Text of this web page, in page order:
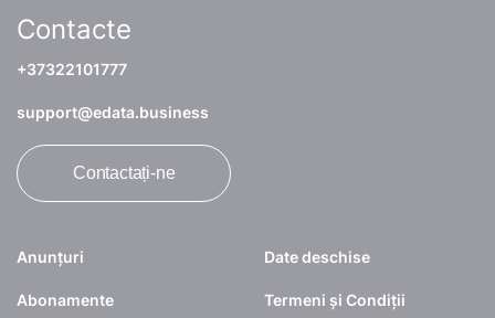
Anunțuri
Abonamente
Date deschise
Termeni și Condiții
Contacte
+37322101777
support@edata.business
Contactați-ne